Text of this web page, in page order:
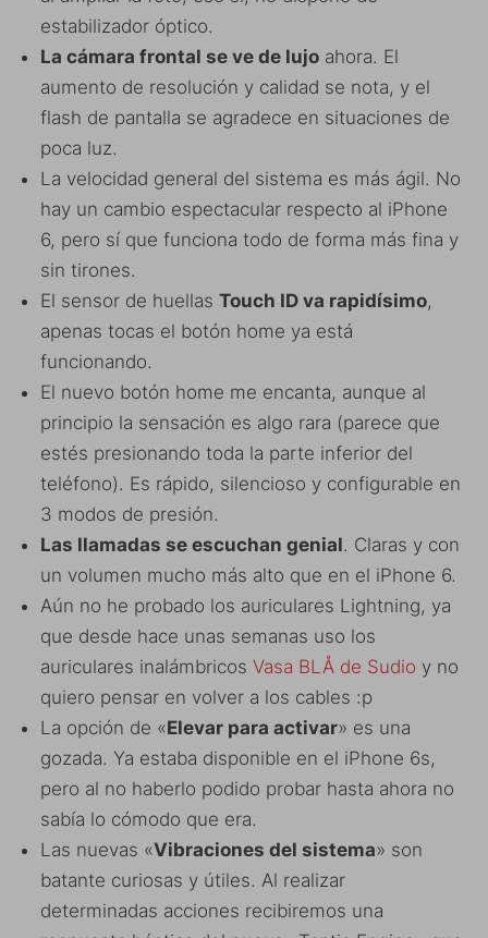
estabilizador óptico.
La cámara frontal se ve de lujo ahora. El
aumento de resolución y calidad se nota, y el
flash de pantalla se agradece en situaciones de
poca luz.
La velocidad general del sistema es más ágil. No
hay un cambio espectacular respecto al iPhone
6, pero sí que funciona todo de forma más fina y
sin tirones.
El sensor de huellas Touch ID va rapidísimo,
apenas tocas el botón home ya está
funcionando.
El nuevo botón home me encanta, aunque al
principio la sensación es algo rara (parece que
estés presionando toda la parte inferior del
teléfono). Es rápido, silencioso y configurable en
3 modos de presión.
Las llamadas se escuchan genial. Claras y con
un volumen mucho más alto que en el iPhone 6.
Aún no he probado los auriculares Lightning, ya
que desde hace unas semanas uso los
auriculares inalámbricos Vasa BLÅ de Sudio y no
quiero pensar en volver a los cables :p
La opción de «Elevar para activar» es una
gozada. Ya estaba disponible en el iPhone 6s,
pero al no haberlo podido probar hasta ahora no
sabía lo cómodo que era.
Las nuevas «Vibraciones del sistema» son
batante curiosas y útiles. Al realizar
determinadas acciones recibiremos una